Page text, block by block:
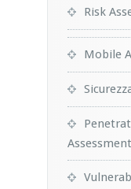
Risk
Mobile
Assessment